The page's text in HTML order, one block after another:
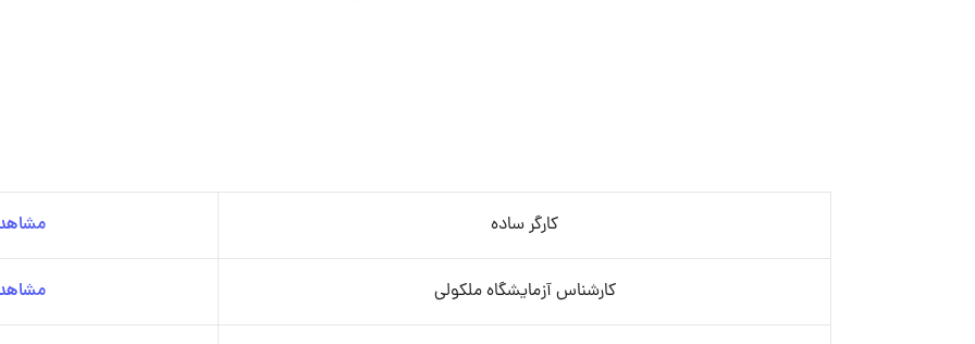
کارگر ساده
کارشناس آزمایشگاه ملکولی